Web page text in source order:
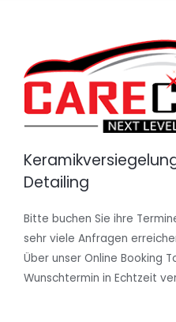
Detailing
Bitte buchen Sie ihre
sehr viele Anfragen
Über unser Online Booking
Wunschtermin in Echtzeit